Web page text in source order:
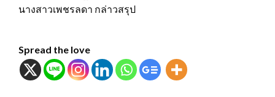
นางสาวเพชรลดา กล่าวสรุป
Spread the love